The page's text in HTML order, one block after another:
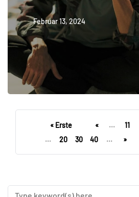
Februar 13, 2024
« Erste « ... 11
...
20 30 40 ... »